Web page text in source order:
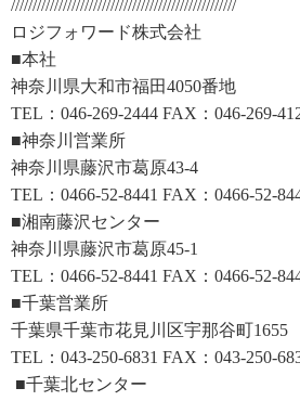
////////////////////////////////////////////////////
ロジフォワード株式会社
■本社
神奈川県大和市福田4050番地
TEL：046-269-2444 FAX：046-269-
■神奈川営業所
神奈川県藤沢市葛原43-4
TEL：0466-52-8441 FAX：0466-52-
■湘南藤沢センター
神奈川県藤沢市葛原45-1
TEL：0466-52-8441 FAX：0466-52-
■千葉営業所
千葉県千葉市花見川区宇那谷町1655
TEL：043-250-6831 FAX：043-250-
■千葉北センター